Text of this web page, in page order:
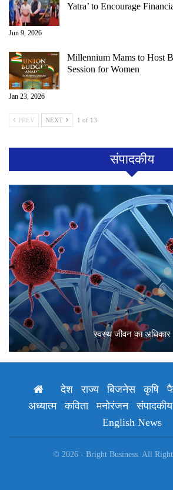
Yatra’ to Encourage
Jun 9, 2026
Millennium Mams to Host
Session for Women
Jan 23, 2026
PREV NEXT 1 of 13
संपादकीय
स्वस्थ जीवन का अधिकार
देश राज्य बिजनेस कृषि
अध्यात्म
कविता मनोरंजन संपादकीय
English News
© 2026 - Bright Business. All Rights